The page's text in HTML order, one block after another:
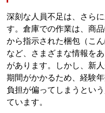
深刻な人員不足は、さら
す。倉庫での作業は、商
から指示された梱包（こ
など、さまざまな情報を
があります。しかし、新
期間がかかるため、経験
負担が偏ってしまうとい
ています。